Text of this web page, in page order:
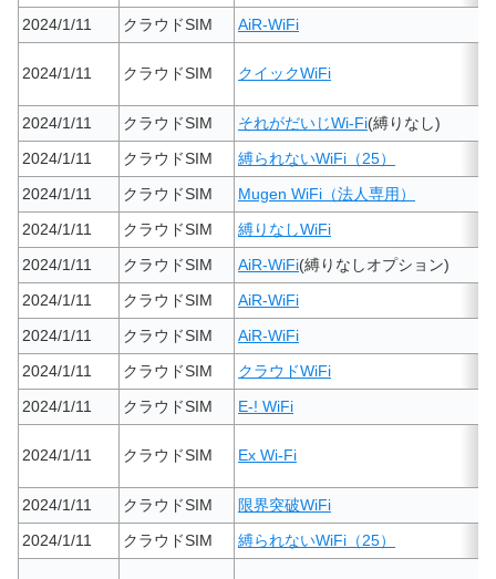
2024/1/11
クラウドSIM AiR-WiFi
2024/1/11 クラウドSIM クイックWiFi
2024/1/11 クラウドSIM それがだいじWi-Fi(縛りなし)
2024/1/11
クラウドSIM
縛られないWiFi（25）
2024/1/11
クラウドSIM
Mugen WiFi（法人専用）
2024/1/11
クラウドSIM
縛りなしWiFi
2024/1/11
クラウドSIM AiR-WiFi(縛りなしオプション)
2024/1/11
クラウドSIM
AiR-WiFi
2024/1/11
クラウドSIM
AiR-WiFi
2024/1/11
クラウドSIM
クラウドWiFi
2024/1/11
クラウドSIM E-! WiFi
2024/1/11 クラウドSIM Ex Wi-Fi
2024/1/11 クラウドSIM
限界突破WiFi
2024/1/11
クラウドSIM 縛られないWiFi（25）